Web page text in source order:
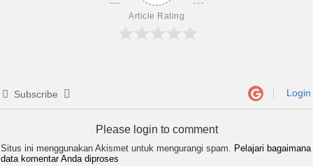
Article Rating
Subscribe Login
Please login to comment
Situs ini menggunakan Akismet untuk mengurangi spam. Pelajari bagaimana
data komentar Anda diproses